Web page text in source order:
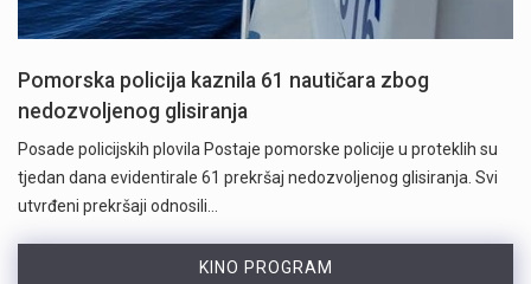
Pomorska policija kaznila 61 nautičara zbog
nedozvoljenog glisiranja
Posade policijskih plovila Postaje pomorske policije u proteklih su
tjedan dana evidentirale 61 prekršaj nedozvoljenog glisiranja. Svi
utvrđeni prekršaji odnosili…
KINO PROGRAM